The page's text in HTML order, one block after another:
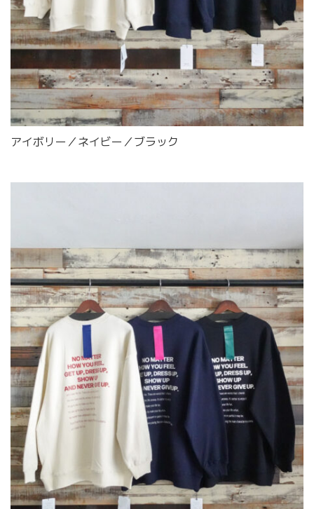
アイボリー／ネイビー／ブラック